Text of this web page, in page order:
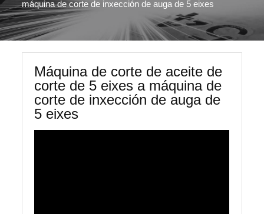
máquina de corte de inxección de auga de 5 eixes
Máquina de corte de aceite de
corte de 5 eixes a máquina de
corte de inxección de auga de
5 eixes